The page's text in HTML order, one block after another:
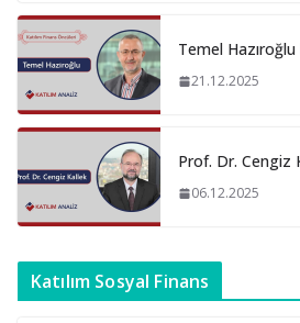
Temel
21.12.2025
Prof. Dr. Cengiz
06.12.2025
Katılım Sosyal Finans